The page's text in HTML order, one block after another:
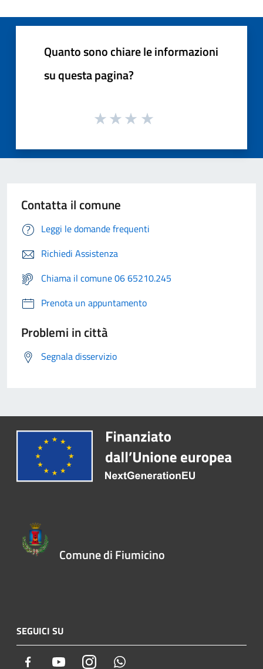
Quanto sono chiare le informazioni
su questa pagina?
Contatta il comune
Leggi le domande frequenti
Richiedi Assistenza
Chiama il comune 06 65210.245
Prenota un appuntamento
Problemi in città
Segnala disservizio
Comune di Fiumicino
SEGUICI SU
Facebook YoutubeInstagram